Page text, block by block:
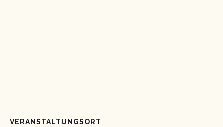
VERANSTALTUNGSORT